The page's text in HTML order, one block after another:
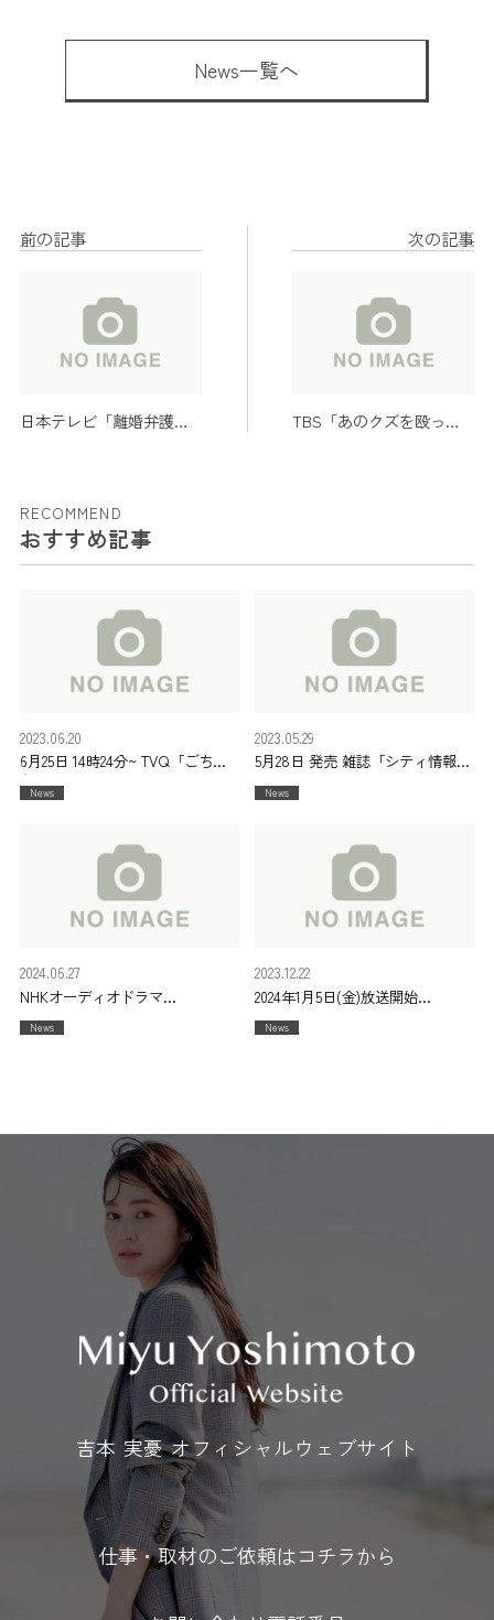
News一覧へ
前の記事
日本テレビ「離婚弁護士
次の記事
TBS「あのクズを殴って
RECOMMEND
おすすめ記事
6月25日 14時24分~ TVQ「ごちそ
うマエストロ」
2023.06.20
News
5月28日 発売 雑誌「シティ情報
Fukuoka 6月号」
2023.05.29
News
NHKオーディオドラマ
FMシアター
「アシカを待つあした」
2024.06.27
News
2024年1月5日(金)放送開始
金曜ドラマDEEP枠
日本テレビ「消せない「私」-復
2023.12.22
News
吉本 実憂 オフィシャルウェブサイト
仕事・取材のご依頼はコチラから